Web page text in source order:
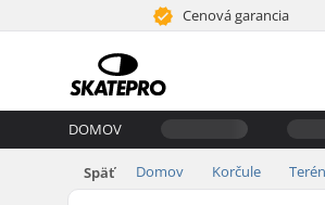
Cenová garancia
DOMOV
Späť Domov Korčule